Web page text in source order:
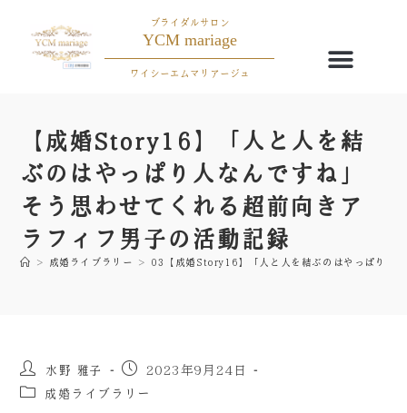
ブライダルサロン
YCM mariage
ワイシーエムマリアージュ
【成婚Story16】「人と人を結
ぶのはやっぱり人なんですね」
そう思わせてくれる超前向きア
ラフィフ男子の活動記録
> 成婚ライブラリー > 03【成婚Story16】「人と人を結ぶのはやっぱり人
水野 雅子 2023年9月24日
成婚ライブラリー